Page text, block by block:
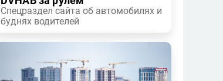
Спецраздел сайта об автомобилях и
буднях водителей